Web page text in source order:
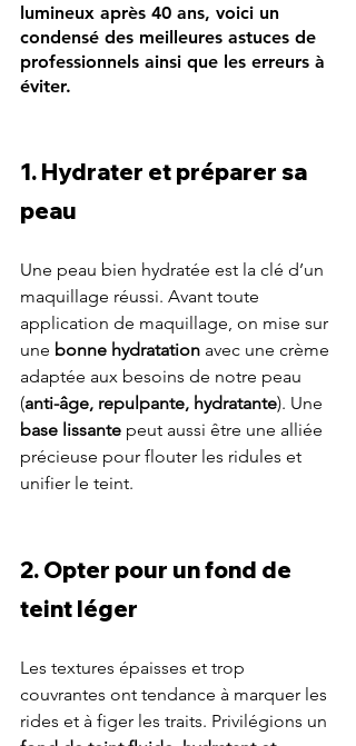
lumineux après 40 ans, voici un
condensé des meilleures astuces de
professionnels ainsi que les erreurs à
éviter.
1. Hydrater et préparer sa
peau
Une peau bien hydratée est la clé d’un
maquillage réussi. Avant toute
application de maquillage, on mise sur
une bonne hydratation avec une crème
adaptée aux besoins de notre peau
(anti-âge, repulpante, hydratante). Une
base lissante peut aussi être une alliée
précieuse pour flouter les ridules et
unifier le teint.
2. Opter pour un fond de
teint léger
Les textures épaisses et trop
couvrantes ont tendance à marquer les
rides et à figer les traits. Privilégions un